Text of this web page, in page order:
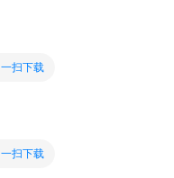
扫下载
扫下载